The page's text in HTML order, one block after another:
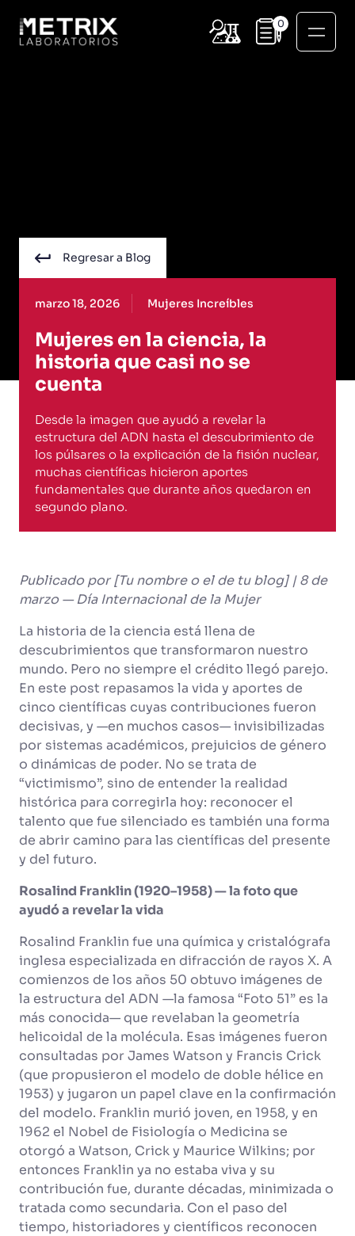
0
Regresar a Blog
marzo 18, 2026 Mujeres Increíbles
Mujeres en la ciencia, la
historia que casi no se
cuenta
Desde la imagen que ayudó a revelar la
estructura del ADN hasta el descubrimiento de
los púlsares o la explicación de la fisión nuclear,
muchas científicas hicieron aportes
fundamentales que durante años quedaron en
segundo plano.
Publicado por [Tu nombre o el de tu blog] | 8 de
marzo — Día Internacional de la Mujer
La historia de la ciencia está llena de
descubrimientos que transformaron nuestro
mundo. Pero no siempre el crédito llegó parejo.
En este post repasamos la vida y aportes de
cinco científicas cuyas contribuciones fueron
decisivas, y —en muchos casos— invisibilizadas
por sistemas académicos, prejuicios de género
o dinámicas de poder. No se trata de
“victimismo”, sino de entender la realidad
histórica para corregirla hoy: reconocer el
talento que fue silenciado es también una forma
de abrir camino para las científicas del presente
y del futuro.
Rosalind Franklin (1920–1958) — la foto que
ayudó a revelar la vida
Rosalind Franklin fue una química y cristalógrafa
inglesa especializada en difracción de rayos X. A
comienzos de los años 50 obtuvo imágenes de
la estructura del ADN —la famosa “Foto 51” es la
más conocida— que revelaban la geometría
helicoidal de la molécula. Esas imágenes fueron
consultadas por James Watson y Francis Crick
(que propusieron el modelo de doble hélice en
1953) y jugaron un papel clave en la confirmación
del modelo. Franklin murió joven, en 1958, y en
1962 el Nobel de Fisiología o Medicina se
otorgó a Watson, Crick y Maurice Wilkins; por
entonces Franklin ya no estaba viva y su
contribución fue, durante décadas, minimizada o
tratada como secundaria. Con el paso del
tiempo, historiadores y científicos reconocen